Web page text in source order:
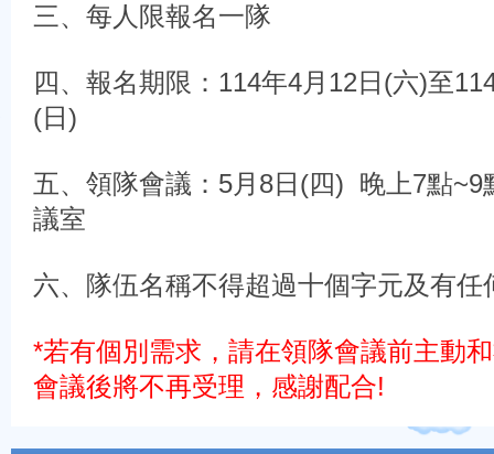
三、每人限報名一隊
四、報名期限：114年4月12日(六)至
(日)
五、領隊會議：5月8日(四) 晚上7點~9
議室
六、隊伍名稱不得超過十個字元及有任
*若有個別需求，請在領隊會議前主動
會議後將不再受理，感謝配合!